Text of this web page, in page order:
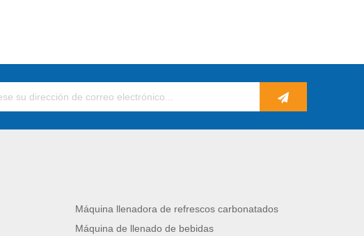
Máquina llenadora de refrescos carbonatados
Máquina de llenado de bebidas